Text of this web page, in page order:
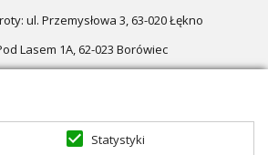
ul. Przemysłowa 3, 63-020 Łękno
Lasem 1A, 62-023 Borówiec
firm, w przypadku zakupów detalicznych
Statystyki